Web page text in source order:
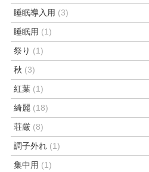
睡眠導入用 (3)
睡眠用 (1)
祭り (1)
秋 (3)
紅葉 (1)
綺麗 (18)
荘厳 (8)
調子外れ (1)
集中用 (1)